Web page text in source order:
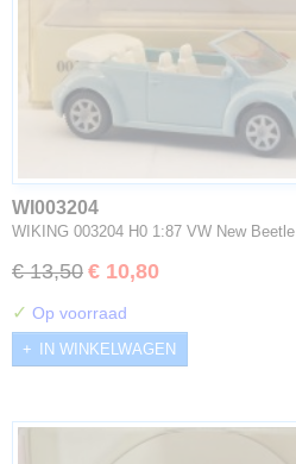
WI003204
WIKING 003204 H0 1:87 VW New
€ 13,50 € 10,80
✓ Op voorraad
IN WINKELWAGEN